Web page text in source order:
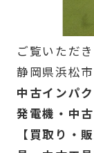
ご覧いただ
静岡県浜松
中古インパ
発電機・中
【買取り・